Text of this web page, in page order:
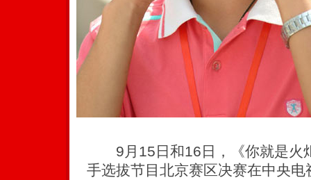
9月15日和16日，《你就是火
手选拔节目北京赛区决赛在中央